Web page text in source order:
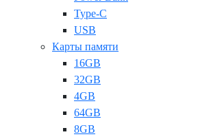
Type-C
USB
Карты памяти
16GB
32GB
4GB
64GB
8GB